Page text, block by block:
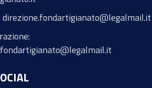
direzione.fondartigianato@legalmail.it